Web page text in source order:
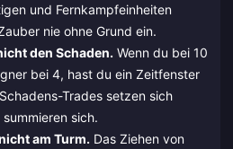
und Fernkampfeinheiten
nie ohne Grund ein.
den Schaden. Wenn du bei 10
bei 4, hast du ein Zeitfenster
Trades setzen sich
sich.
am Turm. Das Ziehen von